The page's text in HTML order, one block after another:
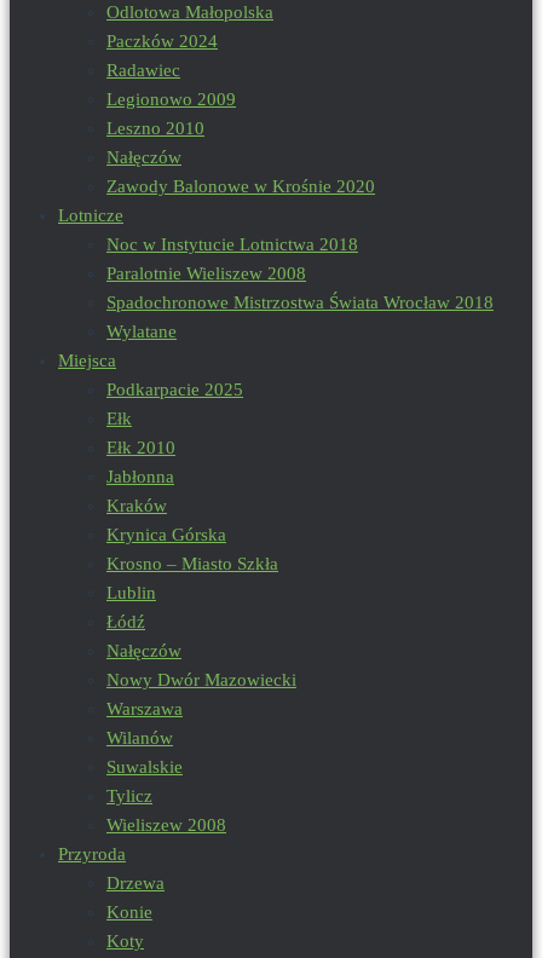
Odlotowa Małopolska
Paczków 2024
Radawiec
Legionowo 2009
Leszno 2010
Nałęczów
Zawody Balonowe w Krośnie 2020
Lotnicze
Noc w Instytucie Lotnictwa 2018
Paralotnie Wieliszew 2008
Spadochronowe Mistrzostwa Świata Wrocław 2018
Wylatane
Miejsca
Podkarpacie 2025
Ełk
Ełk 2010
Jabłonna
Kraków
Krynica Górska
Krosno – Miasto Szkła
Lublin
Łódź
Nałęczów
Nowy Dwór Mazowiecki
Warszawa
Wilanów
Suwalskie
Tylicz
Wieliszew 2008
Przyroda
Drzewa
Konie
Koty